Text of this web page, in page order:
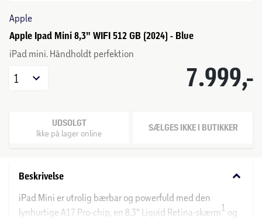
Apple
Apple Ipad Mini 8,3" WIFI 512 GB (2024) - Blue
iPad mini. Håndholdt perfektion
7.999,-
1
UDSOLGT
Ikke på lager online SÆLGES IKKE I BUTIKKER
Beskrivelse keyboard_arrow_down
iPad Mini er utrolig bærbar og powerfuld med den
lynhurtige A17 Pro-chip, en 8,3" Liquid Retina-skærm1 og